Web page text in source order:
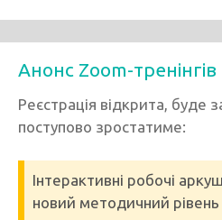
Анонс Zoom-тренінгів
Реєстрація відкрита, буде
поступово зростатиме:
Інтерактивні робочі
новий методичний рівень